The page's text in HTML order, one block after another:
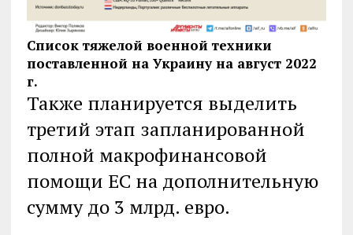
Список тяжелой военной техники
поставленной на Украину на август 2022
г.
Также планируется выделить
третий этап запланированной
полной макрофинансовой
помощи ЕС на дополнительную
сумму до 3 млрд. евро.